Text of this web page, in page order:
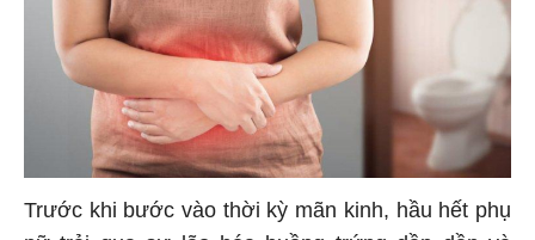
Trước khi bước vào thời kỳ mãn kinh, hầu hết phụ